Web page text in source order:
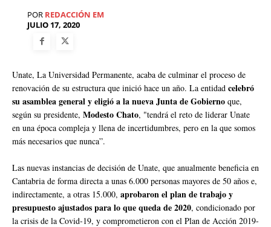
POR REDACCIÓN EM
JULIO 17, 2020
Unate, La Universidad Permanente, acaba de culminar el proceso de
renovación de su estructura que inició hace un año. La entidad celebró
su asamblea general y eligió a la nueva Junta de Gobierno que,
según su presidente, Modesto Chato, "tendrá el reto de liderar Unate
en una época compleja y llena de incertidumbres, pero en la que somos
más necesarios que nunca”.
Las nuevas instancias de decisión de Unate, que anualmente beneficia en
Cantabria de forma directa a unas 6.000 personas mayores de 50 años e,
indirectamente, a otras 15.000, aprobaron el plan de trabajo y
presupuesto ajustados para lo que queda de 2020, condicionado por
la crisis de la Covid-19, y comprometieron con el Plan de Acción 2019-